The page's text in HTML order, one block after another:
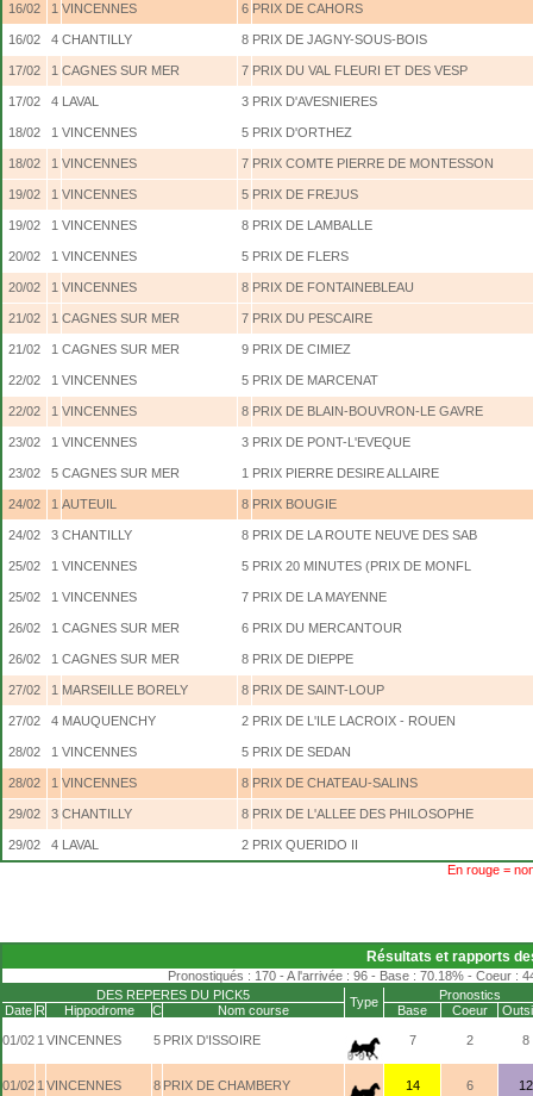
16/02 1 VINCENNES 6 PRIX DE CAHORS
16/02 4 CHANTILLY 8 PRIX DE JAGNY-SOUS-BOIS
17/02 1 CAGNES SUR MER 7 PRIX DU VAL FLEURI ET DES VESP
17/02 4 LAVAL 3 PRIX D'AVESNIERES
18/02 1 VINCENNES 5 PRIX D'ORTHEZ
18/02 1 VINCENNES 7 PRIX COMTE PIERRE DE MONTESSON
19/02 1 VINCENNES 5 PRIX DE FREJUS
19/02 1 VINCENNES 8 PRIX DE LAMBALLE
20/02 1 VINCENNES 5 PRIX DE FLERS
20/02 1 VINCENNES 8 PRIX DE FONTAINEBLEAU
21/02 1 CAGNES SUR MER 7 PRIX DU PESCAIRE
21/02 1 CAGNES SUR MER 9 PRIX DE CIMIEZ
22/02 1 VINCENNES 5 PRIX DE MARCENAT
22/02 1 VINCENNES 8 PRIX DE BLAIN-BOUVRON-LE GAVRE
23/02 1 VINCENNES 3 PRIX DE PONT-L'EVEQUE
23/02 5 CAGNES SUR MER 1 PRIX PIERRE DESIRE ALLAIRE
24/02 1 AUTEUIL 8 PRIX BOUGIE
24/02 3 CHANTILLY 8 PRIX DE LA ROUTE NEUVE DES SAB
25/02 1 VINCENNES 5 PRIX 20 MINUTES (PRIX DE MONFL
25/02 1 VINCENNES 7 PRIX DE LA MAYENNE
26/02 1 CAGNES SUR MER 6 PRIX DU MERCANTOUR
26/02 1 CAGNES SUR MER 8 PRIX DE DIEPPE
27/02 1 MARSEILLE BORELY 8 PRIX DE SAINT-LOUP
27/02 4 MAUQUENCHY 2 PRIX DE L'ILE LACROIX - ROUEN
28/02 1 VINCENNES 5 PRIX DE SEDAN
28/02 1 VINCENNES 8 PRIX DE CHATEAU-SALINS
29/02 3 CHANTILLY 8 PRIX DE L'ALLEE DES PHILOSOPHE
29/02 4 LAVAL 2 PRIX QUERIDO II
En rouge =
Résultats et rapports
Pronostiqués : 170 - A l'arrivée : 96 - Base : 70.18% - Coeur :
DES REPERES DU PICK5
Type
Pronostics
Date R Hippodrome C Nom course Base Coeur
01/02 1 VINCENNES 5 PRIX D'ISSOIRE 7 2 8
01/02 1 VINCENNES 8 PRIX DE CHAMBERY 14 6 12